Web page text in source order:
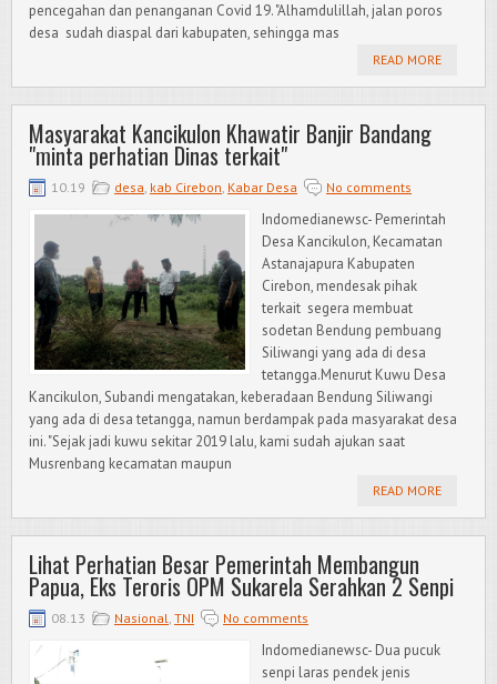
pencegahan dan penanganan Covid 19. "Alhamdulillah, jalan poros
desa sudah diaspal dari kabupaten, sehingga mas
READ MORE
Masyarakat Kancikulon Khawatir Banjir Bandang
"minta perhatian Dinas terkait"
10.19 desa, kab Cirebon, Kabar Desa No comments
Indomedianewsc- Pemerintah
Desa Kancikulon, Kecamatan
Astanajapura Kabupaten
Cirebon, mendesak pihak
terkait segera membuat
sodetan Bendung pembuang
Siliwangi yang ada di desa
tetangga.Menurut Kuwu Desa
Kancikulon, Subandi mengatakan, keberadaan Bendung Siliwangi
yang ada di desa tetangga, namun berdampak pada masyarakat desa
ini. "Sejak jadi kuwu sekitar 2019 lalu, kami sudah ajukan saat
Musrenbang kecamatan maupun
READ MORE
Lihat Perhatian Besar Pemerintah Membangun
Papua, Eks Teroris OPM Sukarela Serahkan 2 Senpi
08.13 Nasional, TNI No comments
Indomedianewsc- Dua pucuk
senpi laras pendek jenis